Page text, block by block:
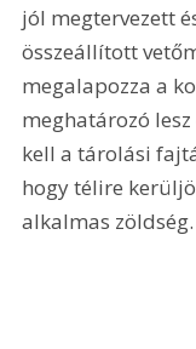
jól megtervezett
összeállított
megalapozza a
meghatározó
kell a tárolási
hogy télire
alkalmas zöldség.